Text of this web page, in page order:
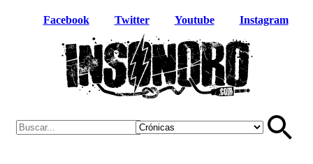
Facebook Twitter Youtube Instagram